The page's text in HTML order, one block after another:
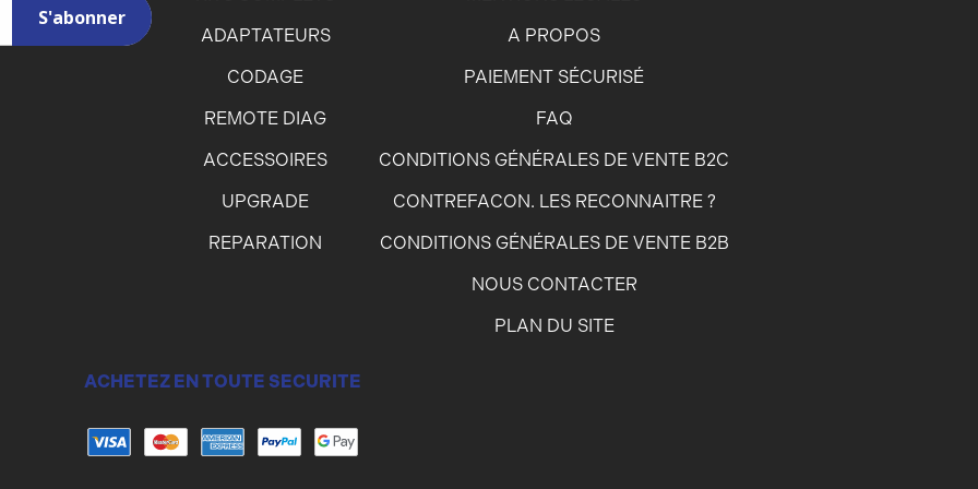
ADAPTATEURS
CODAGE
REMOTE DIAG
ACCESSOIRES
UPGRADE
REPARATION
A PROPOS
PAIEMENT SÉCURISÉ
FAQ
CONDITIONS GÉNÉRALES DE VENTE B2C
CONTREFACON. LES RECONNAITRE ?
CONDITIONS GÉNÉRALES DE VENTE B2B
NOUS CONTACTER
PLAN DU SITE
ACHETEZ EN TOUTE SECURITE